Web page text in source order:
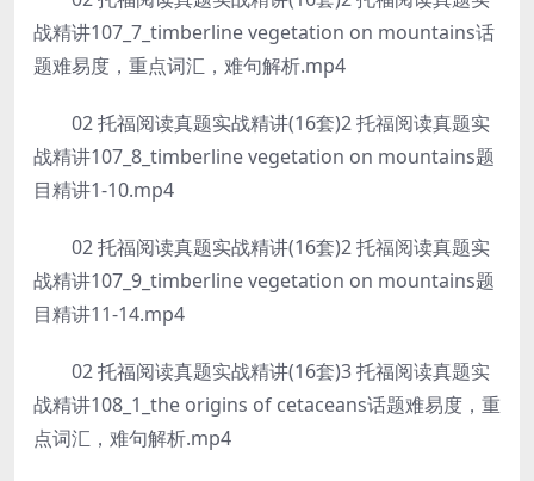
战精讲107_7_timberline vegetation on mountains话
题难易度，重点词汇，难句解析.mp4
02 托福阅读真题实战精讲(16套)2 托福阅读真题实
战精讲107_8_timberline vegetation on mountains题
目精讲1-10.mp4
02 托福阅读真题实战精讲(16套)2 托福阅读真题实
战精讲107_9_timberline vegetation on mountains题
目精讲11-14.mp4
02 托福阅读真题实战精讲(16套)3 托福阅读真题实
战精讲108_1_the origins of cetaceans话题难易度，重
点词汇，难句解析.mp4